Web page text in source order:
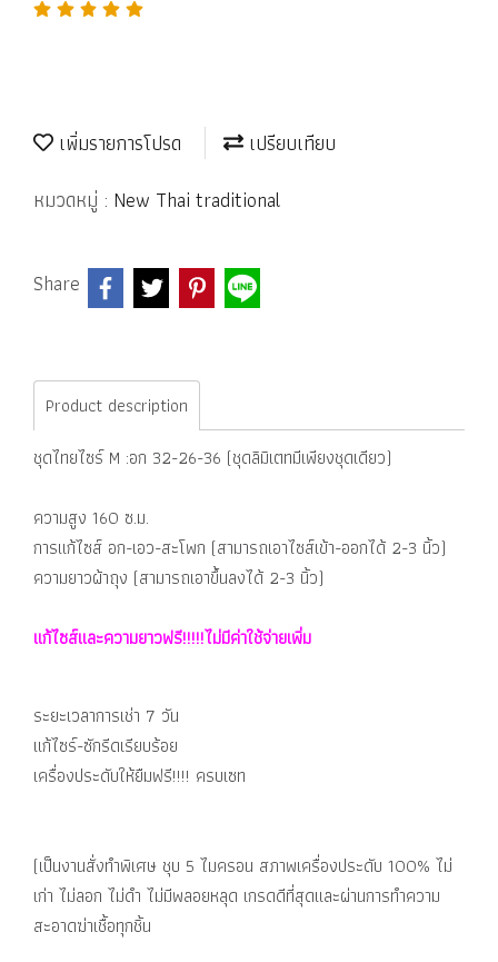
เพิ่มรายการโปรด
เปรียบเทียบ
หมวดหมู่ : New Thai traditional
Share
Product description
ชุดไทยไซร์ M :อก 32-26-36 (ชุดลิมิเตทมีเพียงชุดเดียว)
ความสูง 160 ซ.ม.
การแก้ไซส์ อก-เอว-สะโพก (สามารถเอาไซส์เข้า-ออกได้ 2-3 นิ้ว)
ความยาวผ้าถุง (สามารถเอาขึ้นลงได้ 2-3 นิ้ว)
แก้ไซส์และความยาวฟรี!!!!!ไม่มีค่าใช้จ่ายเพิ่ม
ระยะเวลาการเช่า 7 วัน
แก้ไซร์-ซักรีดเรียบร้อย
เครื่องประดับให้ยืมฟรี!!!! ครบเซท
(เป็นงานสั่งทำพิเศษ ชุบ 5 ไมครอน สภาพเครื่องประดับ 100% ไม่
เก่า ไม่ลอก ไม่ดำ ไม่มีพลอยหลุด เกรดดีที่สุดและผ่านการทำความ
สะอาดฆ่าเชื้อทุกชิ้น